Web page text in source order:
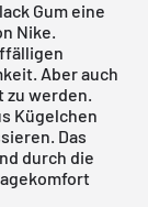
Gum eine
Nike.
Aber auch
zu werden.
Kügelchen
Das
durch die